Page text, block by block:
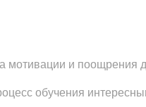
мотивации и поощрения
обучения